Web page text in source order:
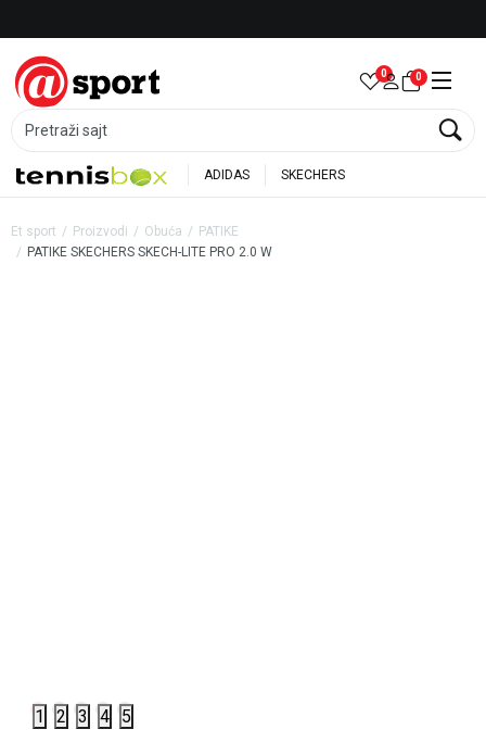
Pretraži sajt
0 0
ADIDAS SKECHERS
Et sport Proizvodi Obuća
PATIKE
PATIKE SKECHERS SKECH-LITE PRO 2.0 W
1 2 3 4 5